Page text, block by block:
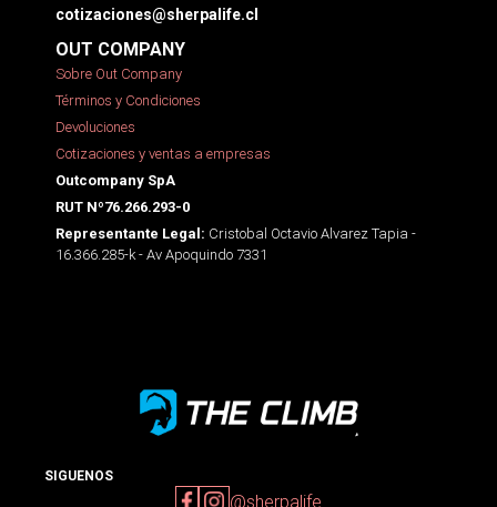
cotizaciones@sherpalife.cl
OUT COMPANY
Sobre Out Company
Términos y Condiciones
Devoluciones
Cotizaciones y ventas a empresas
Outcompany SpA
RUT Nº76.266.293-0
Representante Legal: Cristobal Octavio Alvarez Tapia -
16.366.285-k - Av Apoquindo 7331
SIGUENOS
@sherpalife